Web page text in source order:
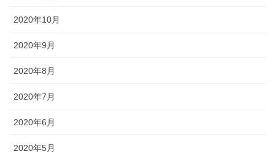
2020年10月
2020年9月
2020年8月
2020年7月
2020年6月
2020年5月